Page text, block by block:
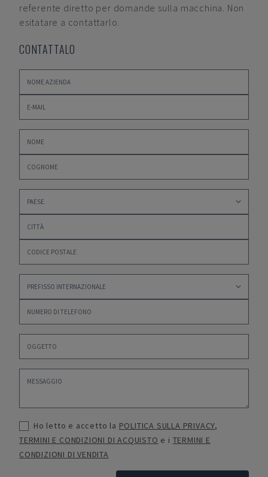
referente diretto per domande sulla macchina. Non
esitatare a contattarlo.
CONTATTALO
Ho letto e accetto la POLITICA SULLA PRIVACY,
TERMINI E CONDIZIONI DI ACQUISTO e i TERMINI E
CONDIZIONI DI VENDITA